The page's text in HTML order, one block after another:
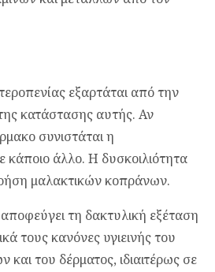
εξαρτάται από την
της κατάστασης αυτής. Αν
συνιστάται η
κάποιο άλλο. Η δυσκοιλιότητα
μαλακτικών κοπράνων.
τη δακτυλική εξέταση
τους κανόνες υγιεινής του
και του δέρματος, ιδιαιτέρως σε